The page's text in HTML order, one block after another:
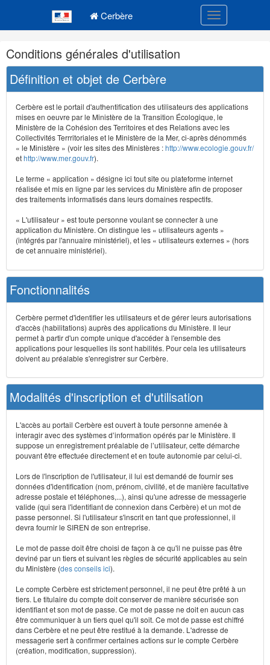
Cerbère Toggle
Navigation
et
outils
annexes
Conditions générales d'utilisation
Définition et objet de Cerbère
Cerbère est le portail d'authentification des utilisateurs des applications
mises en oeuvre par le Ministère de la Transition Écologique, le
Ministère de la Cohésion des Territoires et des Relations avec les
Collectivités Terrritoriales et le Ministère de la Mer, ci-après dénommés
« le Ministère » (voir les sites des Ministères :http://www.ecologie.gouv.fr/
ethttp://www.mer.gouv.fr).
Le terme « application » désigne ici tout site ou plateforme internet
réalisée et mis en ligne par les services du Ministère afin de proposer
des traitements informatisés dans leurs domaines respectifs.
« L'utilisateur » est toute personne voulant se connecter à une
application du Ministère. On distingue les « utilisateurs agents »
(intégrés par l'annuaire ministériel), et les « utilisateurs externes » (hors
de cet annuaire ministériel).
Fonctionnalités
Cerbère permet d'identifier les utilisateurs et de gérer leurs autorisations
d'accès (habilitations) auprès des applications du Ministère. Il leur
permet à partir d'un compte unique d'accéder à l'ensemble des
applications pour lesquelles ils sont habilités. Pour cela les utilisateurs
doivent au préalable s'enregistrer sur Cerbère.
Modalités d'inscription et d'utilisation
L'accès au portail Cerbère est ouvert à toute personne amenée à
interagir avec des systèmes d’information opérés par le Ministère. Il
suppose un enregistrement préalable de l’utilisateur, cette démarche
pouvant être effectuée directement et en toute autonomie par celui-ci.
Lors de l'inscription de l'utilisateur, il lui est demandé de fournir ses
données d'identification (nom, prénom, civilité, et de manière facultative
adresse postale et téléphones,...), ainsi qu'une adresse de messagerie
valide (qui sera l'identifiant de connexion dans Cerbère) et un mot de
passe personnel. Si l'utilisateur s'inscrit en tant que professionnel, il
devra fournir le SIREN de son entreprise.
Le mot de passe doit être choisi de façon à ce qu'il ne puisse pas être
deviné par un tiers et suivant les règles de sécurité applicables au sein
du Ministère (des conseils ici).
Le compte Cerbère est strictement personnel, il ne peut être prêté à un
tiers. Le titulaire du compte doit conserver de manière sécurisée son
identifiant et son mot de passe. Ce mot de passe ne doit en aucun cas
être communiquer à un tiers quel qu'il soit. Ce mot de passe est chiffré
dans Cerbère et ne peut être restitué à la demande. L'adresse de
messagerie sert à confirmer certaines actions sur le compte Cerbère
(création, modification, suppression).